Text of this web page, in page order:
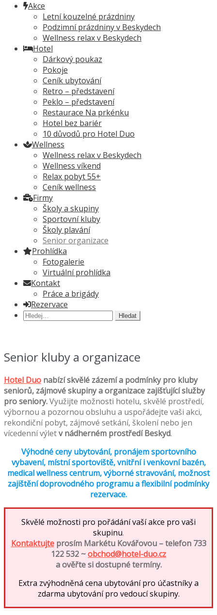
Akce
Letní kouzelné prázdniny
Podzimní prázdniny v Beskydech
Wellness relax v Beskydech
Hotel
Dárkový poukaz
Pokoje
Ceník ubytování
Retro – představení
Peklo – představení
Restaurace Na prkénku
Hotel bez bariér
10 důvodů pro Hotel Duo
Wellness
Wellness relax v Beskydech
Wellness víkend
Relax pobyt 55+
Ceník wellness
Firmy
Školy a skupiny
Sportovní kluby
Školy plavání
Senior organizace
Prohlídka
Fotogalerie
Virtuální prohlídka
Kontakt
Práce a brigády
Rezervace
Hledat:
Senior kluby a organizace
Hotel Duo nabízí skvělé zázemí a podmínky pro kluby
seniorů, zájmové skupiny a organizace zajišťující služby
pro seniory.Využijte možnosti hotelu, skvělé prostředí,
výbornou a pozornou obsluhu a uspořádejte vaši akci,
rekondiční pobyt, zájmové setkání, školení nebo jen
vícedenní výletv nádherném prostředí Beskyd.
Výhodné ceny ubytování, pronájem sportovního
vybavení, místní sportoviště, vnitřní i venkovní bazén,
medical wellness centrum, výborné stravování, možnost
zajištění doprovodného programu a flexibilní podmínky
rezervace.
Skvělé možnosti pro pořádání vaší akce pro vaši
skupinu.
Kontaktujteprosím Markétu Kovářovou – telefon 733
122 532 ~obchod@hotel-duo.cz
a ověřte si dostupné termíny.
Extra zvýhodněná cena ubytování pro účastníky a
zdarma ubytování pro vedoucí skupiny.